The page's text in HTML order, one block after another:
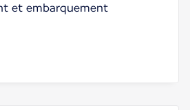
et embarquement